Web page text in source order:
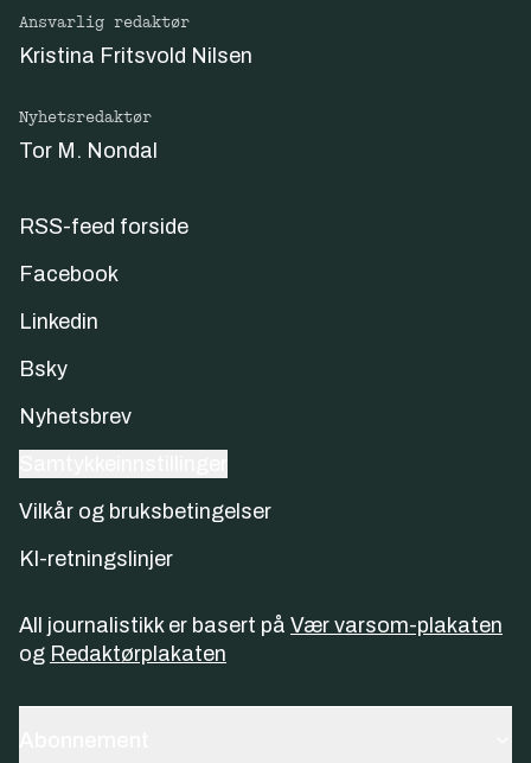
Ansvarlig redaktør
Kristina Fritsvold Nilsen
Nyhetsredaktør
Tor M. Nondal
RSS-feed forside
Facebook
Linkedin
Bsky
Nyhetsbrev
Vilkår og bruksbetingelser
KI-retningslinjer
All journalistikk er basert på Vær varsom-plakaten
og Redaktørplakaten